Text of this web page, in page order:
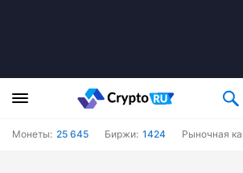
Монеты: 25 645 Биржи: 1424 Рыночная